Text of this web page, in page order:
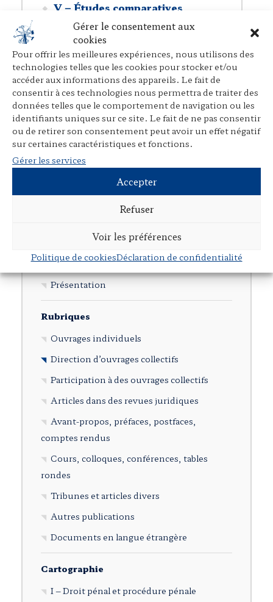
Gérer le consentement aux
cookies
Pour offrir les meilleures expériences, nous utilisons des
technologies telles que les cookies pour stocker et/ou
accéder aux informations des appareils. Le fait de
consentir à ces technologies nous permettra de traiter des
données telles que le comportement de navigation ou les
identifiants uniques sur ce site. Le fait de ne pas consentir
ou de retirer son consentement peut avoir un effet négatif
sur certaines caractéristiques et fonctions.
Gérer les services
Accepter
Refuser
Voir les préférences
Politique de cookiesDéclaration de confidentialité
V – Études comparatives
VI – Théorie du droit
VII – Autour d’un droit commun
VIII – Nuages, vents et boussole
IX – Varia
i
n
a
l
g
r
L’Œuvre
Présentation
Rubriques
Ouvrages individuels
Direction d’ouvrages collectifs
Participation à des ouvrages collectifs
Articles dans des revues juridiques
Avant-propos, préfaces, postfaces,
comptes rendus
Cours, colloques, conférences, tables
rondes
Tribunes et articles divers
Autres publications
Documents en langue étrangère
Cartographie
I – Droit pénal et procédure pénale